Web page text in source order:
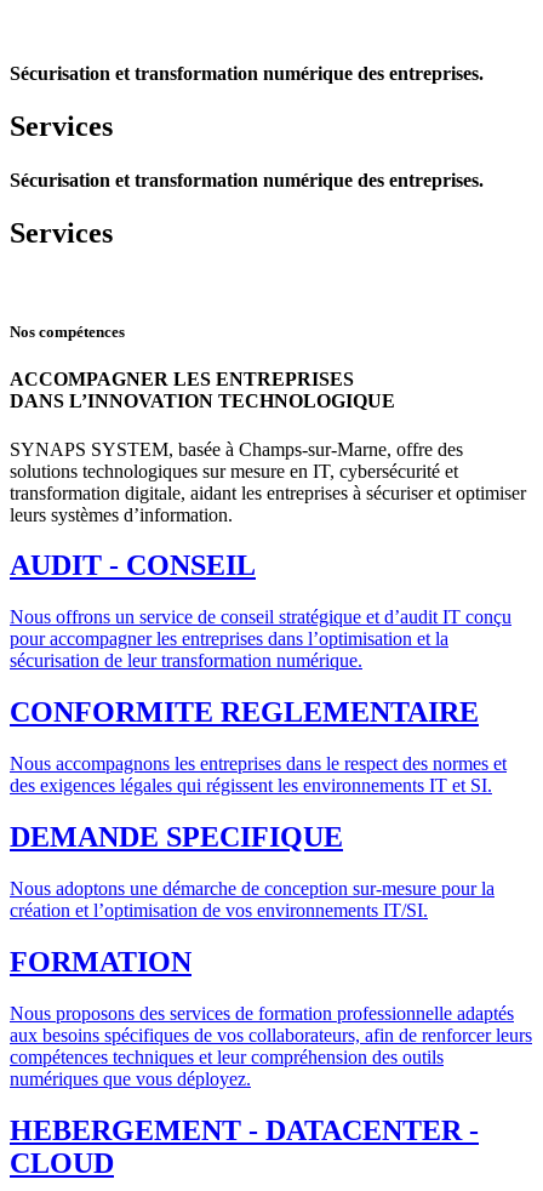
Sécurisation et transformation numérique des entreprises.
Services
Sécurisation et transformation numérique des entreprises.
Services
Nos compétences
ACCOMPAGNER LES ENTREPRISES
DANS L’INNOVATION TECHNOLOGIQUE
SYNAPS SYSTEM, basée à Champs-sur-Marne, offre des
solutions technologiques sur mesure en IT, cybersécurité et
transformation digitale, aidant les entreprises à sécuriser et optimiser
leurs systèmes d’information.
AUDIT - CONSEIL
Nous offrons un service de conseil stratégique et d’audit IT conçu
pour accompagner les entreprises dans l’optimisation et la
sécurisation de leur transformation numérique.
CONFORMITE REGLEMENTAIRE
Nous accompagnons les entreprises dans le respect des normes et
des exigences légales qui régissent les environnements IT et SI.
DEMANDE SPECIFIQUE
Nous adoptons une démarche de conception sur-mesure pour la
création et l’optimisation de vos environnements IT/SI.
FORMATION
Nous proposons des services de formation professionnelle adaptés
aux besoins spécifiques de vos collaborateurs, afin de renforcer leurs
compétences techniques et leur compréhension des outils
numériques que vous déployez.
HEBERGEMENT - DATACENTER -
CLOUD